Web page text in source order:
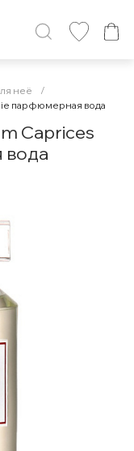
неё
/
парфюмерная вода
Caprices
вода